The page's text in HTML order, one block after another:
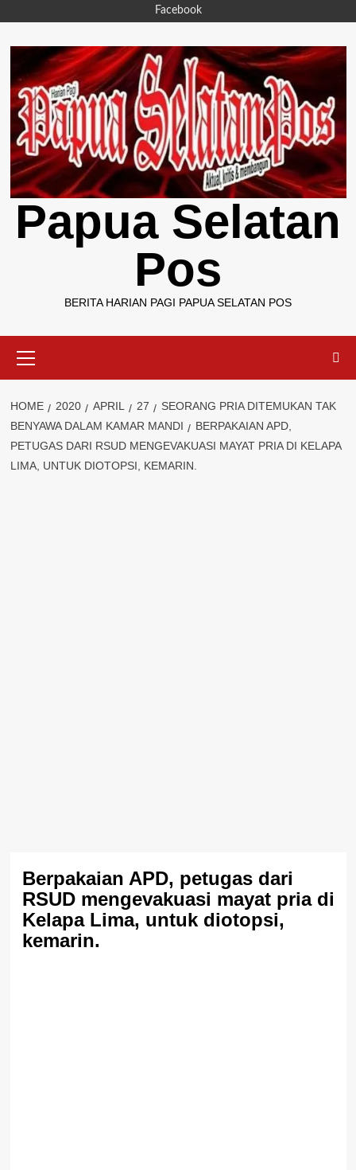
content
Facebook
Papua Selatan
Pos
BERITA HARIAN PAGI PAPUA SELATAN POS
Menu
HOME 2020 APRIL 27
SEORANG PRIA DITEMUKAN TAK
BENYAWA DALAM KAMAR MANDI
BERPAKAIAN APD,
PETUGAS DARI RSUD MENGEVAKUASI MAYAT PRIA DI KELAPA
LIMA, UNTUK DIOTOPSI, KEMARIN.
Berpakaian APD, petugas dari
RSUD mengevakuasi mayat pria di
Kelapa Lima, untuk diotopsi,
kemarin.